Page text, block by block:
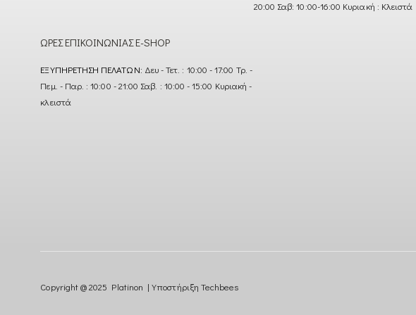
20:00 Σαβ: 10:00-16:00 Κυριακή : Κλειστά
ΏΡΕΣ ΕΠΙΚΟΙΝΩΝΊΑΣ E-SHOP
ΕΞΥΠΗΡΈΤΗΣΗ ΠΕΛΑΤΏΝ: Δευ - Τετ. : 10:00 - 17:00 Τρ. -
Πεμ. - Παρ. : 10:00 - 21:00 Σαβ. : 10:00 - 15:00 Κυριακή -
κλειστά
Copyright @ 2025 Platinon | Υποστήριξη Techbees